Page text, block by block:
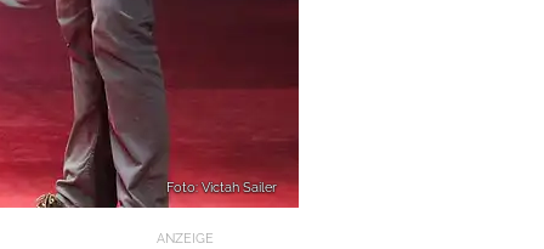
Foto: Victah Sailer
ANZEIGE